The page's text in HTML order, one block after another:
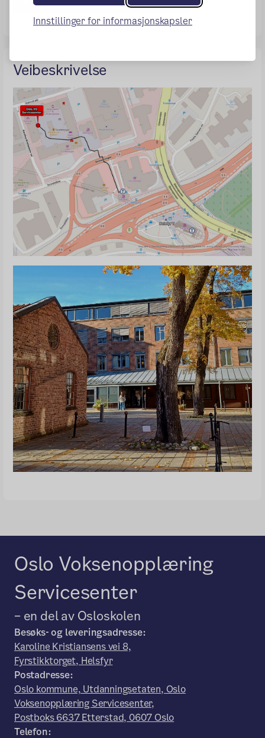
Innstillinger for informasjonskapsler
Veibeskrivelse
Oslo Voksenopplæring
Servicesenter
– en del av Osloskolen
Besøks- og leveringsadresse:
Karoline Kristiansens vei 8,
Fyrstikktorget, Helsfyr
Postadresse:
Oslo kommune, Utdanningsetaten, Oslo
Voksenopplæring Servicesenter,
Postboks 6637 Etterstad, 0607 Oslo
Telefon: